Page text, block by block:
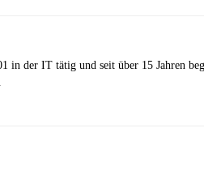
in der IT tätig und seit über 15 Jahren